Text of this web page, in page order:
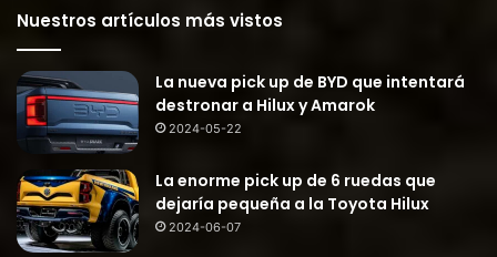
Nuestros artículos más vistos
La nueva pick up de BYD que intentará
destronar a Hilux y Amarok
2024-05-22
La enorme pick up de 6 ruedas que
dejaría pequeña a la Toyota Hilux
2024-06-07